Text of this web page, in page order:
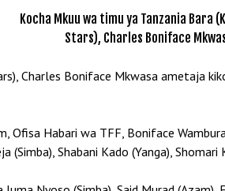
Kocha Mkuu wa timu ya Tanzania Bara
Stars), Charles Boniface
Charles Boniface Mkwasa ametaja
Ofisa Habari wa TFF, Boniface
Shabani Kado (Yanga), Shomari